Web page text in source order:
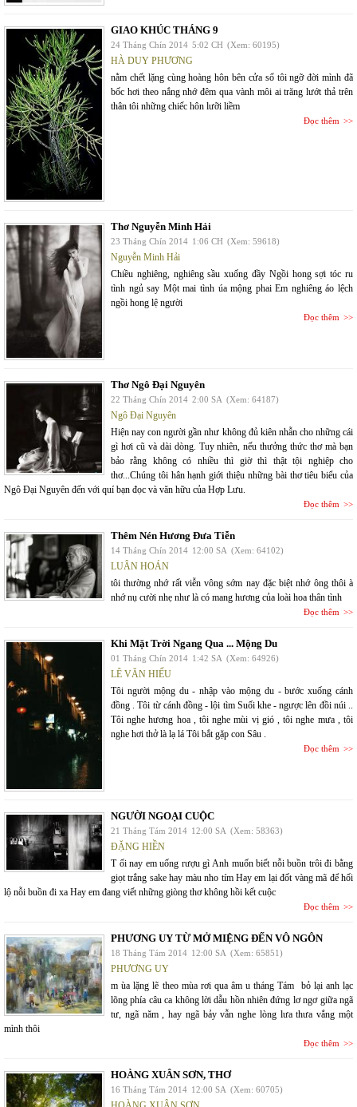
GIAO KHÚC THÁNG 9
24 Tháng Chín 2014 5:02 CH (Xem: 60195)
HÀ DUY PHƯƠNG
nằm chết lặng cùng hoàng hôn bên cửa sổ tôi ngỡ đời mình đã
bốc hơi theo nắng nhớ đêm qua vành môi ai trăng lướt thả trên
thân tôi những chiếc hôn lưỡi liềm
Đọc thêm
Thơ Nguyễn Minh Hải
23 Tháng Chín 2014 1:06 CH (Xem: 59618)
Nguyễn Minh Hải
Chiều nghiêng, nghiêng sầu xuống đầy Ngồi hong sợi tóc ru
tình ngủ say Một mai tình úa mộng phai Em nghiêng áo lệch
ngồi hong lệ người
Đọc thêm
Thơ Ngô Đại Nguyên
22 Tháng Chín 2014 2:00 SA (Xem: 64187)
Ngô Đại Nguyên
Hiện nay con người gần như không đủ kiên nhẫn cho những cái
gì hơi cũ và dài dòng. Tuy nhiên, nếu thưởng thức thơ mà bạn
bảo rằng không có nhiều thì giờ thì thật tội nghiệp cho
thơ...Chúng tôi hân hạnh giới thiệu những bài thơ tiêu biểu của
Ngô Đại Nguyên đến với quí bạn đọc và văn hữu của Hợp Lưu.
Đọc thêm
Thêm Nén Hương Đưa Tiễn
14 Tháng Chín 2014 12:00 SA (Xem: 64102)
LUÂN HOÁN
tôi thường nhớ rất viễn vông sớm nay đặc biệt nhớ ông thôi à
nhớ nụ cười nhẹ như là có mang hương của loài hoa thân tình
Đọc thêm
Khi Mặt Trời Ngang Qua ... Mộng Du
01 Tháng Chín 2014 1:42 SA (Xem: 64926)
LÊ VĂN HIẾU
Tôi người mộng du - nhập vào mộng du - bước xuống cánh
đồng . Tôi từ cánh đồng - lội tìm Suối khe - ngược lên đồi núi ..
Tôi nghe hương hoa , tôi nghe mùi vị gió , tôi nghe mưa , tôi
nghe hơi thở là lạ lá Tôi bắt gặp con Sâu .
Đọc thêm
NGƯỜI NGOẠI CUỘC
21 Tháng Tám 2014 12:00 SA (Xem: 58363)
ĐẶNG HIỀN
T ối nay em uống rượu gì Anh muốn biết nỗi buồn trôi đi bằng
giọt trắng sake hay màu nho tím Hay em lại đốt vàng mã để hối
lộ nỗi buồn đi xa Hay em đang viết những giòng thơ không hồi kết cuộc
Đọc thêm
PHƯƠNG UY TỪ MỞ MIỆNG ĐẾN VÔ NGÔN
18 Tháng Tám 2014 12:00 SA (Xem: 65851)
PHƯƠNG UY
m ùa lặng lẽ theo mùa rơi qua âm u tháng Tám bỏ lại anh lạc
lõng phía câu ca không lời dẫu hồn nhiên đứng lơ ngơ giữa ngã
tư, ngã năm , hay ngã bảy vẫn nghe lòng lưa thưa vắng một
mình thôi
Đọc thêm
HOÀNG XUÂN SƠN, THƠ
16 Tháng Tám 2014 12:00 SA (Xem: 60705)